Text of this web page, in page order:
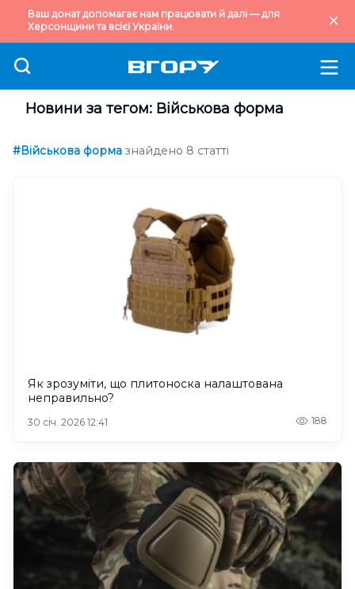
Ваш донат допомагає нам працювати й далі — для
Херсонщини та всієї України.
Новини за тегом: Військова форма
#Військова форма знайдено 8 статті
Як зрозуміти, що плитоноска налаштована
неправильно?
30 січ. 2026 12:41 188